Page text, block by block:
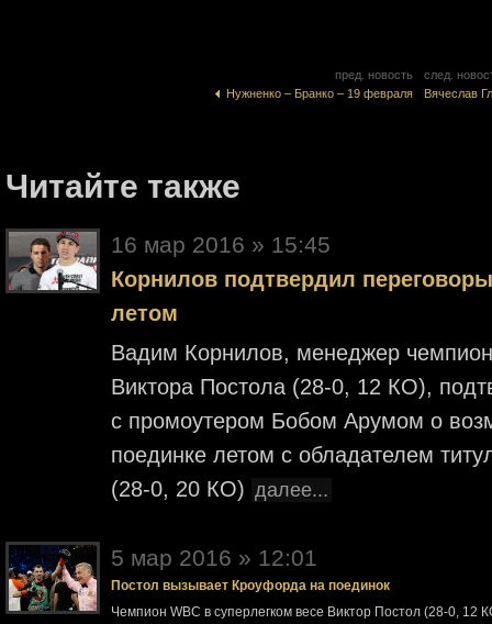
пред. новость
Нужненко – Бранко – 19 февраля
след.
Вячеслав
Читайте также
16 мар 2016 » 15:45
Корнилов подтвердил
летом
Вадим Корнилов, менеджер
Виктора Постола (28-0, 12 КО),
с промоутером Бобом Арумом о
поединке летом с обладателем
(28-0, 20 КО) далее...
5 мар 2016 » 12:01
Постол вызывает Кроуфорда на поединок
Чемпион WBC в суперлегком весе Виктор Постол (28-0,